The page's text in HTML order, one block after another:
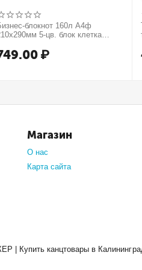
блокнот 160л А4ф
5-цв. блок клетка
-В моменте
₽
Магазин
О нас
Карта сайта
| Купить канцтовары в